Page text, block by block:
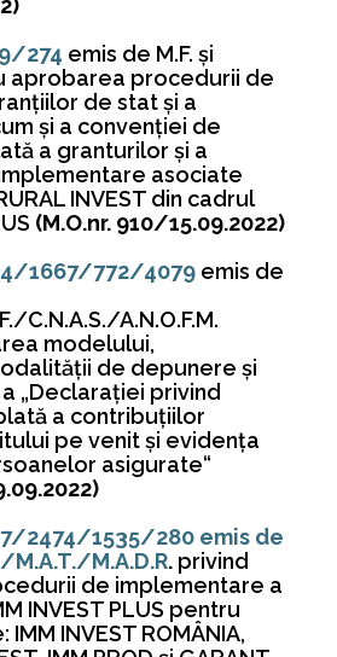
274 emis de M.F. și
aprobarea procedurii de
de stat şi a
şi a convenţiei de
a granturilor şi a
asociate
INVEST din cadrul
(M.O.nr. 910/15.09.2022)
1667/772/4079 emis de
C.N.A.S./A.N.O.F.M.
modelului,
de depunere şi
„Declaraţiei privind
a contribuţiilor
pe venit şi evidenţa
asigurate“
2474/1535/280 emis de
M.A.T./M.A.D.R. privind
de implementare a
INVEST PLUS pentru
INVEST ROMÂNIA,